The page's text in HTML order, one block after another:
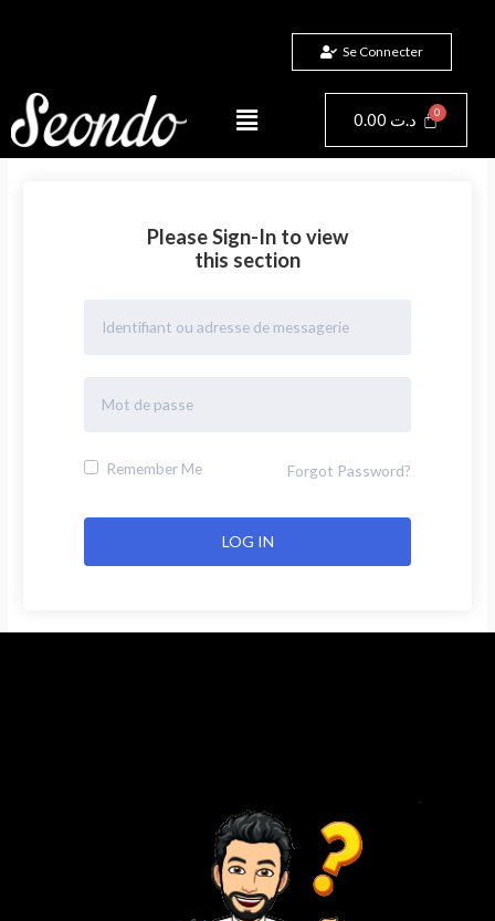
Se Connecter
Menu 0.00 د.ت Panier
Please Sign-In to view
this section
Remember Me Forgot Password?